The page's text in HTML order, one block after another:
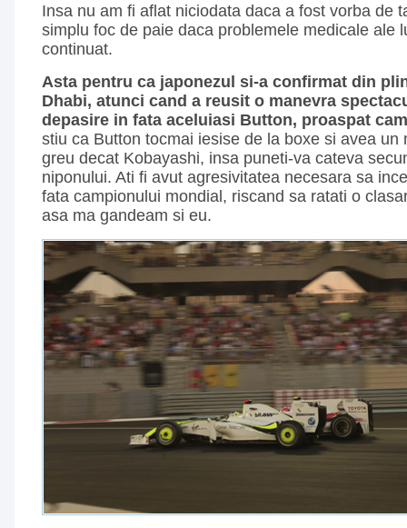
Insa nu am fi aflat niciodata daca a fost vorba de
simplu foc de paie daca problemele medicale ale
continuat.
Asta pentru ca japonezul si-a confirmat din
Dhabi, atunci cand a reusit o manevra
depasire in fata aceluiasi Button, proaspat
stiu ca Button tocmai iesise de la boxe si avea un
greu decat Kobayashi, insa puneti-va cateva
niponului. Ati fi avut agresivitatea necesara sa
fata campionului mondial, riscand sa ratati o
asa ma gandeam si eu.